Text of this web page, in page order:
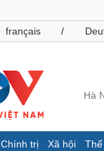
français /
Hà
Chính trị Xã hội